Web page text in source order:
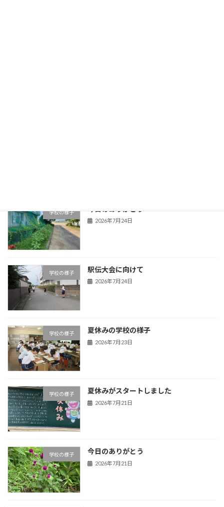
学校の様子 今日のありがとう
2026年7月24日
学校の様子 駅伝大会に向けて
2026年7月24日
学校の様子 夏休みの学校の様子
2026年7月23日
学校の様子 夏休みがスタートしました
2026年7月21日
学校の様子 今日のありがとう
2026年7月21日